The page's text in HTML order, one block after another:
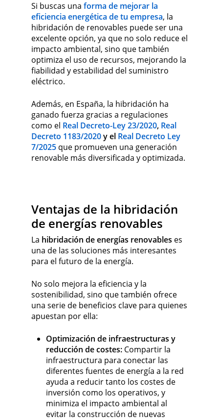
Si buscas una forma de mejorar la
eficiencia energética de tu empresa, la
hibridación de renovables puede ser una
excelente opción, ya que no solo reduce el
impacto ambiental, sino que también
optimiza el uso de recursos, mejorando la
fiabilidad y estabilidad del suministro
eléctrico.
Además, en España, la hibridación ha
ganado fuerza gracias a regulaciones
como el Real Decreto-Ley 23/2020, Real
Decreto 1183/2020y el Real Decreto Ley
7/2025 que promueven una generación
renovable más diversificada y optimizada.
Ventajas de la hibridación
de energías renovables
La hibridación de energías renovables es
una de las soluciones más interesantes
para el futuro de la energía.
No solo mejora la eficiencia y la
sostenibilidad, sino que también ofrece
una serie de beneficios clave para quienes
apuestan por ella:
Optimización de infraestructuras y
reducción de costes: Compartir la
infraestructura para conectar las
diferentes fuentes de energía a la red
ayuda a reducir tanto los costes de
inversión como los operativos, y
minimiza el impacto ambiental al
evitar la construcción de nuevas